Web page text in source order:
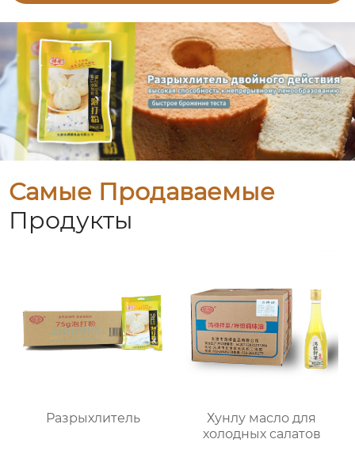
Самые Продаваемые
Продукты
Разрыхлитель
Хунлу масло для
холодных салатов